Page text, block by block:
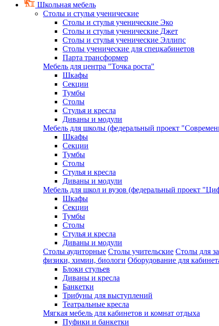
Школьная мебель
Столы и стулья ученические
Столы и стулья ученические Эко
Столы и стулья ученические Джет
Столы и стулья ученические Эллипс
Столы ученические для спецкабинетов
Парта трансформер
Мебель для центра "Точка роста"
Шкафы
Секции
Тумбы
Столы
Стулья и кресла
Диваны и модули
Мебель для школы (федеральный проект
Шкафы
Секции
Тумбы
Столы
Стулья и кресла
Диваны и модули
Мебель для школ и вузов (федеральный проект
Шкафы
Секции
Тумбы
Столы
Стулья и кресла
Диваны и модули
Столы аудиторные Столы учительские Столы для
физики, химии, биологи Оборудование для
Блоки стульев
Диваны и кресла
Банкетки
Трибуны для выступлений
Театральные кресла
Мягкая мебель для кабинетов и комнат отдыха
Пуфики и банкетки